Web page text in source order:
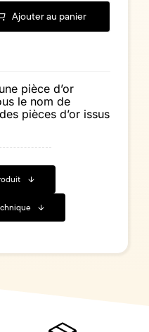
Ajouter au panier
pièce d’or
le nom de
pièces d’or issus